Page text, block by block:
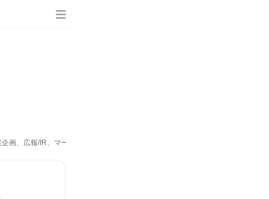
画、広報/IR、マーケティング・広告・宣伝、カスタマーサポート/コールセンタ